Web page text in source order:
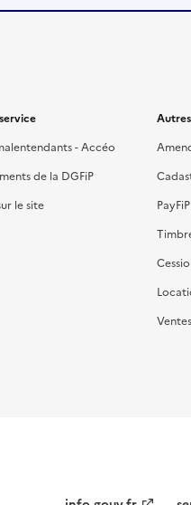
- Accéo
de la DGFiP
le site
PayFiP